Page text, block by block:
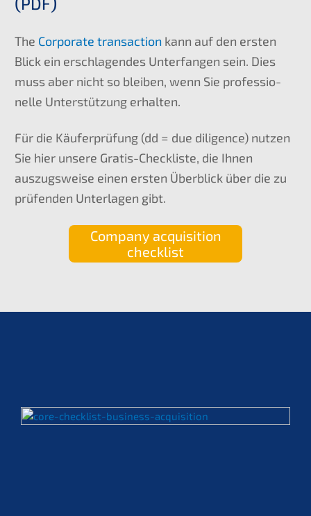
The Corpo­ra­te transac­tion kann auf den ersten
Blick ein erschla­gen­des Unter­fan­gen sein. Dies
muss aber nicht so bleiben, wenn Sie profes­sio­
nel­le Unter­stüt­zung erhalten.
Für die Käufer­prü­fung (dd = due diligence) nutzen
Sie hier unsere Gratis-Check­lis­te, die Ihnen
auszugs­wei­se einen ersten Überblick über die zu
prüfen­den Unter­la­gen gibt.
Compa­ny acqui­si­ti­on
checklist